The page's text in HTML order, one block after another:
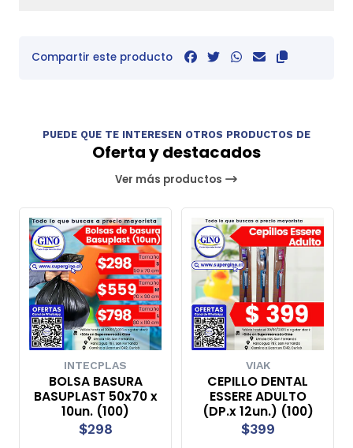
Compartir este producto
PUEDE QUE TE INTERESEN OTROS PRODUCTOS DE
Oferta y destacados
Ver más productos
INTECPLAS
BOLSA BASURA
BASUPLAST 50x70 x
10un. (100)
$298
VIAK
CEPILLO DENTAL
ESSERE ADULTO
(DP.x 12un.) (100)
$399